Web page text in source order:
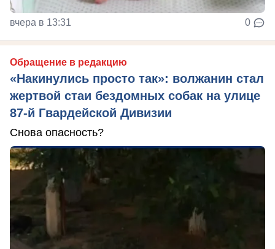
вчера в 13:31 0
Обращение в редакцию
«Накинулись просто так»: волжанин стал
жертвой стаи бездомных собак на улице
87-й Гвардейской Дивизии
Снова опасность?